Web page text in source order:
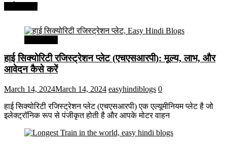
हाई सिक्योरिटी रजिस्ट्रेशन प्लेट (एचएसआरपी): मूल्य, लाभ, और
आवेदन कैसे करें
March 14, 2024March 14, 2024 easyhindiblogs 0
हाई सिक्योरिटी रजिस्ट्रेशन प्लेट (एचएसआरपी) एक एल्यूमीनियम प्लेट है जो
इलेक्ट्रॉनिक रूप से पंजीकृत होती है और आपके मोटर वाहन